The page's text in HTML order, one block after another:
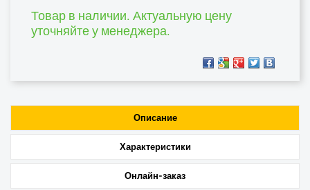
Товар в наличии. Актуальную цену
уточняйте у менеджера.
Описание
Характеристики
Онлайн-заказ